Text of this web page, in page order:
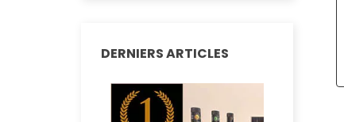
DERNIERS ARTICLES